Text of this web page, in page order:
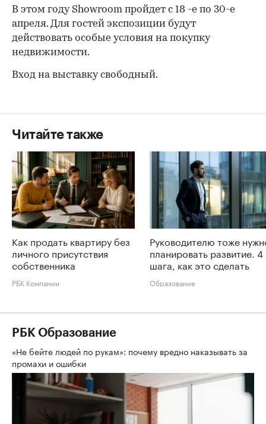
В этом году Showroom пройдет с 18 -е по 30-е
апреля. Для гостей экспозиции будут
действовать особые условия на покупку
недвижимости.
Вход на выставку свободный.
Читайте также
Как продать квартиру без
личного присутствия
собственника
РБК Компании
Руководителю тоже
планировать развитие. 4
шага, как это сделать
Образование
РБК Образование
«Не бейте людей по рукам»: почему вредно наказывать за
промахи и ошибки